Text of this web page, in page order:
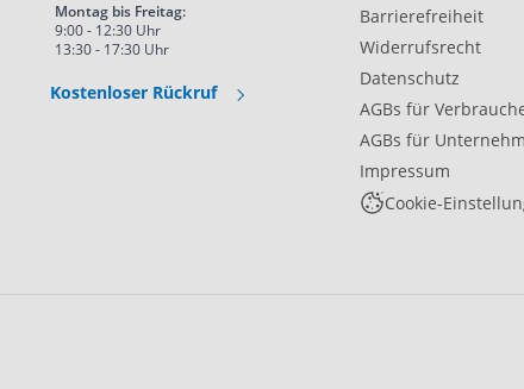
Montag bis Freitag:
9:00 - 12:30 Uhr
13:30 - 17:30 Uhr
Kostenloser Rückruf
Barrierefreiheit
Widerrufsrecht
Datenschutz
AGBs für
AGBs für
Impressum
Cookie-